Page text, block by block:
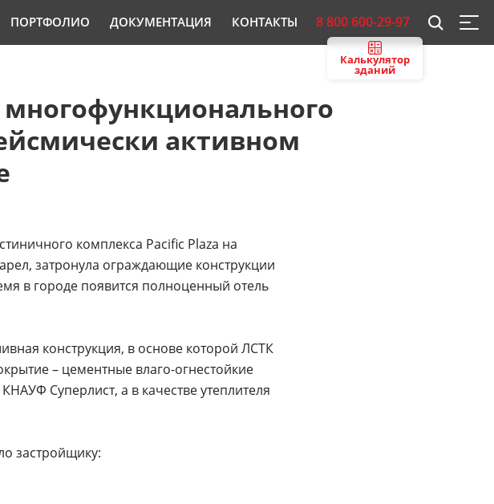
ПОРТФОЛИО ДОКУМЕНТАЦИЯ КОНТАКТЫ 8 800 600-29-97
Калькулятор
зданий
активном
комплекса Pacific Plaza на
затронула ограждающие конструкции
в городе появится полноценный отель
конструкция, в основе которой ЛСТК
– цементные влаго-огнестойкие
Суперлист, а в качестве утеплителя
застройщику: